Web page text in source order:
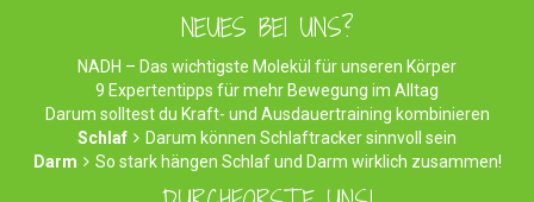
NEUES BEI UNS?
NADH – Das wichtigste Molekül für unseren Körper
9 Expertentipps für mehr Bewegung im Alltag
Darum solltest du Kraft- und Ausdauertraining kombinieren
Schlaf
Darum können Schlaftracker sinnvoll sein
Darm
So stark hängen Schlaf und Darm wirklich zusammen!